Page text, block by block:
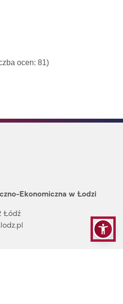
ocen: 81)
Ekonomiczna w Łodzi
Łódź